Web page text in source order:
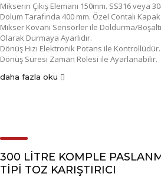
Mikserin Çıkış Elemanı 150mm. SS316 veya
Dolum Tarafında 400 mm. Özel Contalı
Mikser Kovanı Sensörler ile Doldurma/
Olarak Durmaya Ayarlıdır.
Dönüş Hızı Elektronik Potans ile Kontrollüdür.
Dönüş Süresi Zaman Rolesi ile Ayarlanabilir.
daha fazla oku
300 LITRE KOMPLE
TIPI TOZ KARIŞTIRICI